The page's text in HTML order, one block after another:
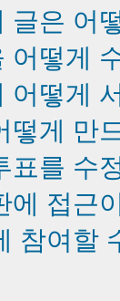
글은 어
어떻게
어떻게
떻게 만
표를 수
에 접근
참여할